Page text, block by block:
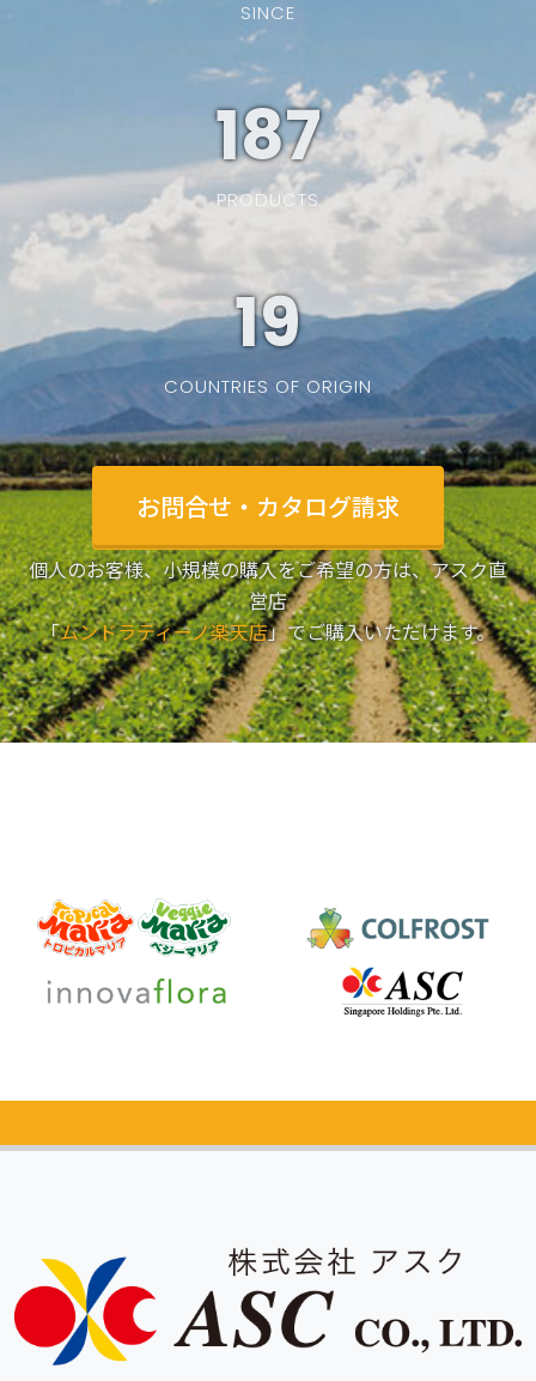
SINCE
187
PRODUCTS
19
COUNTRIES OF ORIGIN
お問合せ・カタログ請求
個人のお客様、小規模の購入をご希望の方は、アスク直
営店
「ムンドラティーノ楽天店」でご購入いただけます。
カタログ無料請求